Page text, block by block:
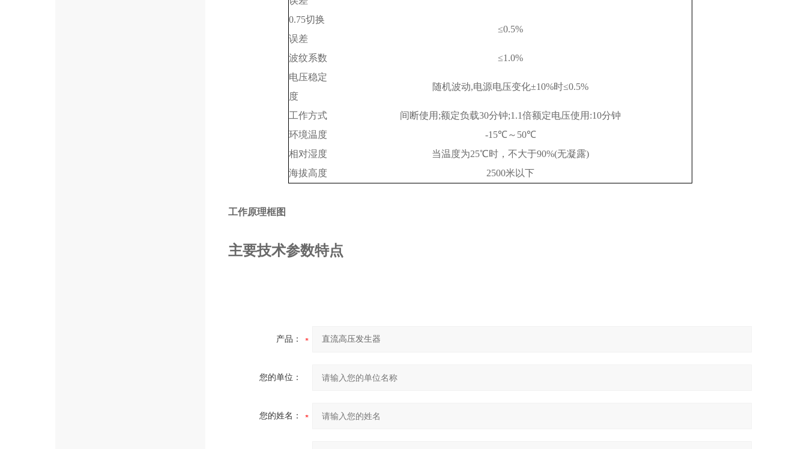
0.75切换
误差
≤0.5%
波纹系数
≤1.0%
电压稳定
度
随机波动,电源电压变化±10%时≤0.5%
工作方式
间断使用;额定负载30分钟;1.1倍额定电压使用:10分钟
环境温度
-15℃～50℃
相对湿度
当温度为25℃时，不大于90%(无凝露)
海拔高度
2500米以下
工作原理框图
主要技术参数特点
产品：
您的单位：
您的姓名：